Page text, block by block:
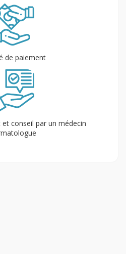
de paiement
conseil par un médecin